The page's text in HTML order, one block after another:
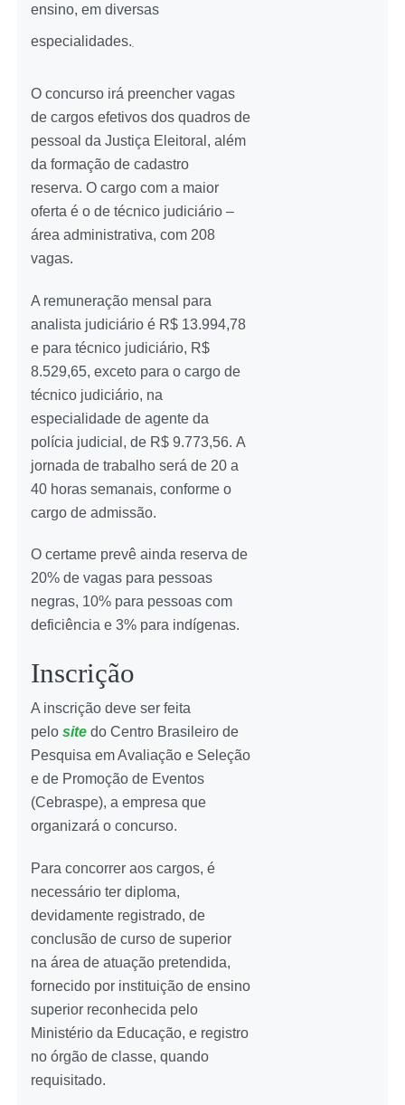
ensino, em diversas
especialidades.
O concurso irá preencher vagas
de cargos efetivos dos quadros de
pessoal da Justiça Eleitoral, além
da formação de cadastro
reserva. O cargo com a maior
oferta é o de técnico judiciário –
área administrativa, com 208
vagas.
A remuneração mensal para
analista judiciário é R$ 13.994,78
e para técnico judiciário, R$
8.529,65, exceto para o cargo de
técnico judiciário, na
especialidade de agente da
polícia judicial, de R$ 9.773,56. A
jornada de trabalho será de 20 a
40 horas semanais, conforme o
cargo de admissão.
O certame prevê ainda reserva de
20% de vagas para pessoas
negras, 10% para pessoas com
deficiência e 3% para indígenas.
Inscrição
A inscrição deve ser feita
pelo sitedo Centro Brasileiro de
Pesquisa em Avaliação e Seleção
e de Promoção de Eventos
(Cebraspe), a empresa que
organizará o concurso.
Para concorrer aos cargos, é
necessário ter diploma,
devidamente registrado, de
conclusão de curso de superior
na área de atuação pretendida,
fornecido por instituição de ensino
superior reconhecida pelo
Ministério da Educação, e registro
no órgão de classe, quando
requisitado.